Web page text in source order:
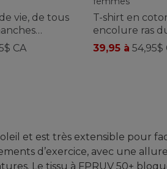
vie, de tous
pour femmes
CA
T-shirt en
encolure ras
manches
rayures, pour
39,95 à 54,95$
et est très extensible pour
d’exercice, avec une
Le tissu à FPRUV 50+